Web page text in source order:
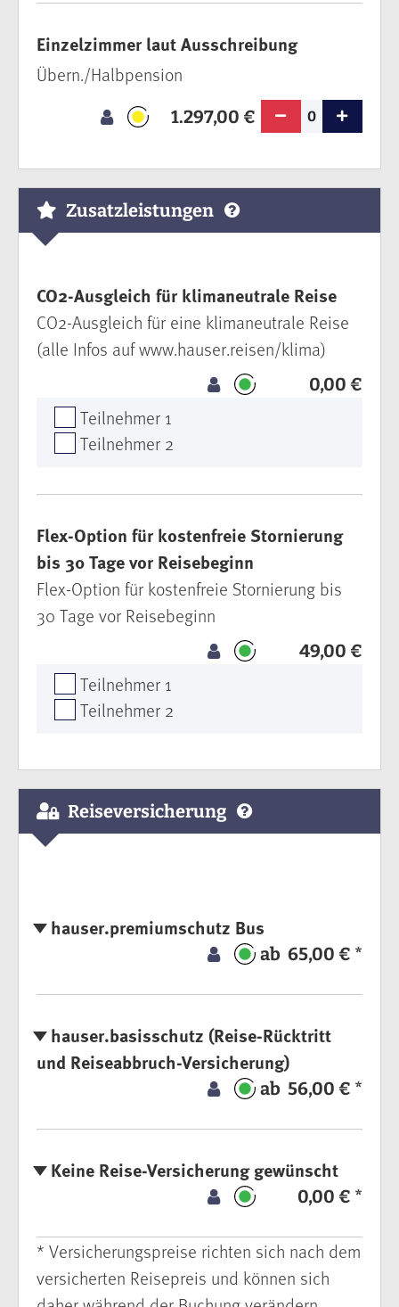
Einzelzimmer laut Ausschreibung
1.297,00 € 0
Übern./Halbpension
Zusatzleistungen
CO2-Ausgleich für klimaneutrale Reise
0,00 €
CO2-Ausgleich für eine klimaneutrale Reise
(alle Infos auf www.hauser.reisen/klima)
Teilnehmer 1
Teilnehmer 2
Flex-Option für kostenfreie Stornierung
bis 30 Tage vor Reisebeginn
49,00 €
Flex-Option für kostenfreie Stornierung bis
30 Tage vor Reisebeginn
Teilnehmer 1
Teilnehmer 2
Reiseversicherung
hauser.premiumschutz Bus
ab 65,00 € *
hauser.basisschutz (Reise-Rücktritt
und Reiseabbruch-Versicherung)
ab 56,00 € *
Keine Reise-Versicherung gewünscht
0,00 € *
* Versicherungspreise richten sich nach dem
versicherten Reisepreis und können sich